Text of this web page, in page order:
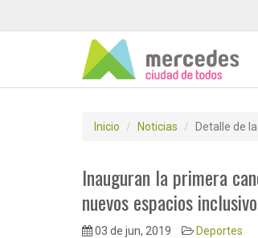
Inicio Noticias Detalle de
Inauguran la primera
nuevos espacios
03 de jun, 2019 Deportes